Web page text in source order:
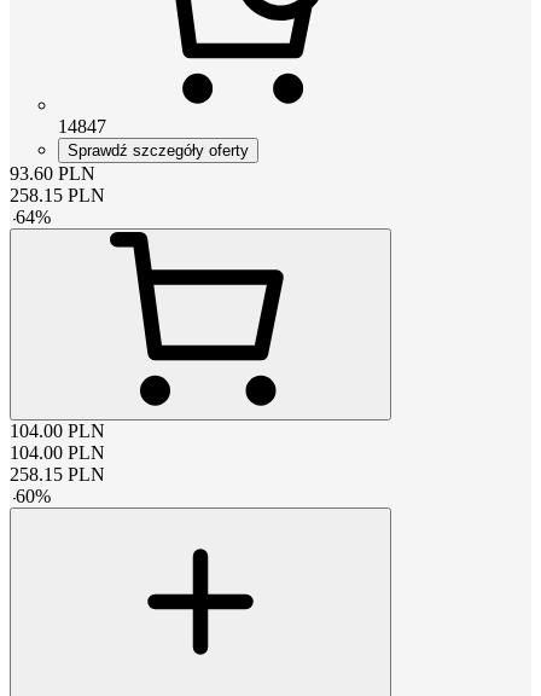
14847
Sprawdź szczegóły oferty
93.60 PLN
258.15 PLN
-64%
104.00 PLN
104.00 PLN
258.15 PLN
-60%